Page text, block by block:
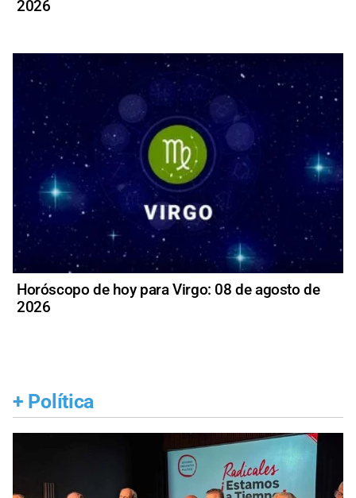
2026
Horóscopo de hoy para Virgo: 08 de agosto de
2026
+ Política